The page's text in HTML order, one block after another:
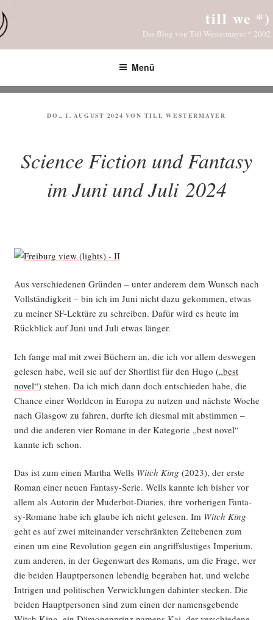
Inhalt
springen
till we *)
Das Blog von Till Westermayer * 2002
Menü
VERÖFFENTLICHT
DO., 1. AUGUST 2024 VON TILL WESTERMAYER
Science Fiction und Fantasy
im Juni und Juli 2024
Aus ver­schie­de­nen Grün­den – unter ande­rem dem Wunsch nach
Voll­stän­dig­keit – bin ich im Juni nicht dazu gekom­men, etwas
zu mei­ner SF-Lek­tü­re zu schrei­ben. Dafür wird es heu­te im
Rück­blick auf Juni und Juli etwas länger.
Ich fan­ge mal mit zwei Büchern an, die ich vor allem des­we­gen
gele­sen habe, weil sie auf der Short­list für den Hugo („best
novel“) ste­hen. Da ich mich dann doch ent­schie­den habe, die
Chan­ce einer World­con in Euro­pa zu nut­zen und nächs­te Woche
nach Glas­gow zu fah­ren, durf­te ich dies­mal mit abstim­men –
und die ande­ren vier Roma­ne in der Kate­go­rie „best novel“
kann­te ich schon.
Das ist zum einen Mar­tha Wells Witch King (2023), der ers­te
Roman einer neu­en Fan­ta­sy-Serie. Wells kann­te ich bis­her vor
allem als Autorin der Muder­bot-Dia­ries, ihre vor­he­ri­gen Fan­ta­
sy-Roma­ne habe ich glau­be ich nicht gele­sen. Im Witch King
geht es auf zwei mit­ein­an­der ver­schränk­ten Zeit­ebe­nen zum
einen um eine Revo­lu­ti­on gegen ein angriffs­lus­ti­ges Impe­ri­um,
zum ande­ren, in der Gegen­wart des Romans, um die Fra­ge, wer
die bei­den Haupt­per­so­nen leben­dig begra­ben hat, und wel­che
Intri­gen und poli­ti­schen Ver­wick­lun­gen dahin­ter ste­cken. Die
bei­den Haupt­per­so­nen sind zum einen der namens­ge­ben­de